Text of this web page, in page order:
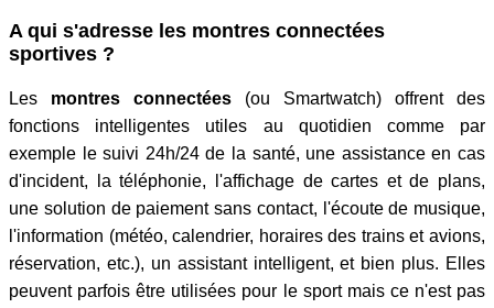
A qui s'adresse les montres connectées
sportives ?
Les montres connectées (ou Smartwatch) offrent des
fonctions intelligentes utiles au quotidien comme par
exemple le suivi 24h/24 de la santé, une assistance en cas
d'incident, la téléphonie, l'affichage de cartes et de plans,
une solution de paiement sans contact, l'écoute de musique,
l'information (météo, calendrier, horaires des trains et avions,
réservation, etc.), un assistant intelligent, et bien plus. Elles
peuvent parfois être utilisées pour le sport mais ce n'est pas